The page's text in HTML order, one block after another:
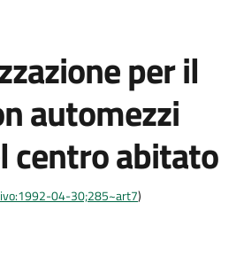
per il
automezzi
centro abitato
04-30;285~art7)